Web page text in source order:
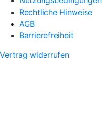
Rechtliche Hinweise
AGB
Barrierefreiheit
Vertrag widerrufen